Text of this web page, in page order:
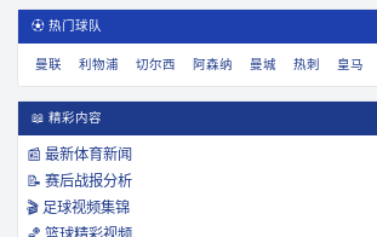
⚽ 热门球队
曼联 利物浦 切尔西 阿森纳 曼城 热刺 皇马
📖 精彩内容
📰 最新体育新闻
📝 赛后战报分析
🎬 足球视频集锦